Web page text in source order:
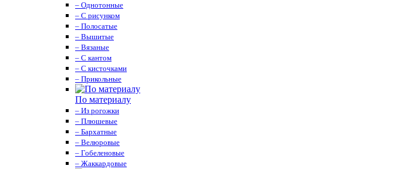
– Однотонные
– С рисунком
– Полосатые
– Вышитые
– Вязаные
– С кантом
– С кисточками
– Прикольные
По материалу
– Из рогожки
– Плюшевые
– Бархатные
– Велюровые
– Гобеленовые
– Жаккардовые